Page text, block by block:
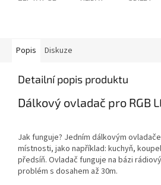
Popis Diskuze
Detailní popis produktu
Dálkový ovladač pro RGB
Jak funguje? Jedním dálkovým
místnosti, jako například: kuchyň,
předsíň. Ovladač funguje na bázi
problém s dosahem až 30m.